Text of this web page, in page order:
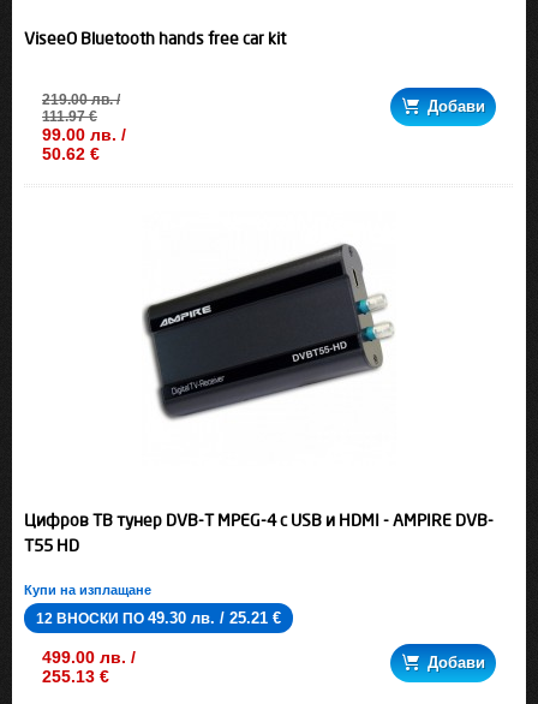
ViseeO Bluetooth hands free car kit
219.00 лв. /
111.97 €
99.00 лв. /
50.62 €
Добави
Цифров ТВ тунер DVB-T MPEG-4 с USB и HDMI - AMPIRE DVB-
T55 HD
Купи на изплащане
12 ВНОСКИ ПО 49.30 лв. / 25.21 €
499.00 лв. /
255.13 €
Добави